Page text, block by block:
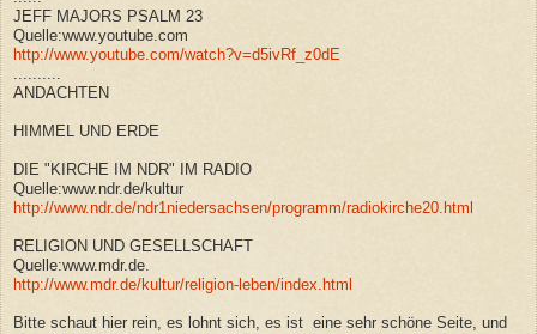
JEFF MAJORS PSALM 23
Quelle:www.youtube.com
http://www.youtube.com/watch?v=d5ivRf_z0dE
ANDACHTEN
HIMMEL UND ERDE
DIE "KIRCHE IM NDR" IM RADIO
Quelle:www.ndr.de/kultur
http://www.ndr.de/ndr1niedersachsen/programm/radiokirche20.html
RELIGION UND GESELLSCHAFT
Quelle:www.mdr.de.
http://www.mdr.de/kultur/religion-leben/index.html
Bitte schaut hier rein, es lohnt sich, es ist eine sehr schöne Seite, und